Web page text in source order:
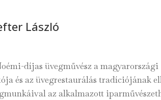
László
díjas üvegművész a magyarországi
és az üvegrestaurálás tradíciójának
az alkalmazott